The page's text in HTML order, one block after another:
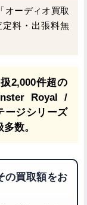
オーディオ買取
定料・出張料無
2,000件超の
Royal /
ージシリーズ
数。
の買取額をお